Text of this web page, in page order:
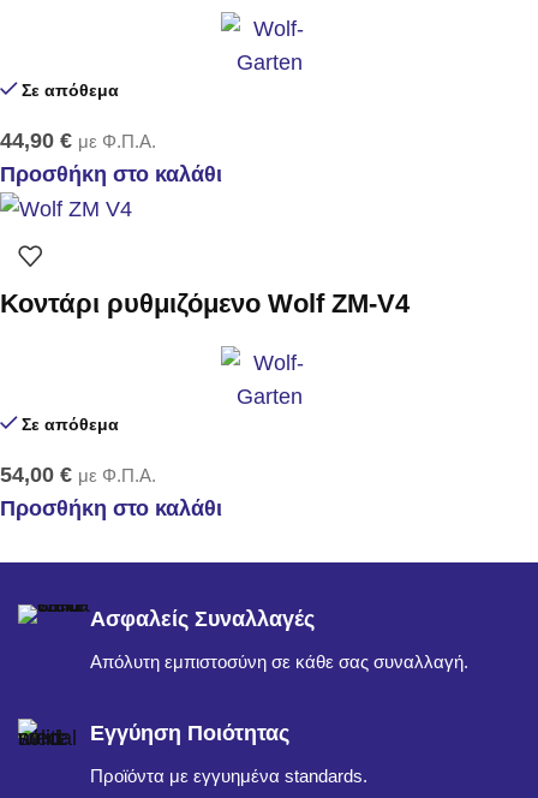
Σε απόθεμα
44,90 € με Φ.Π.Α.
Προσθήκη στο καλάθι
Κοντάρι ρυθμιζόμενο Wolf ZM-V4
Σε απόθεμα
54,00 € με Φ.Π.Α.
Προσθήκη στο καλάθι
Ασφαλείς Συναλλαγές
Απόλυτη εμπιστοσύνη σε κάθε σας συναλλαγή.
Εγγύηση Ποιότητας
Προϊόντα με εγγυημένα standards.